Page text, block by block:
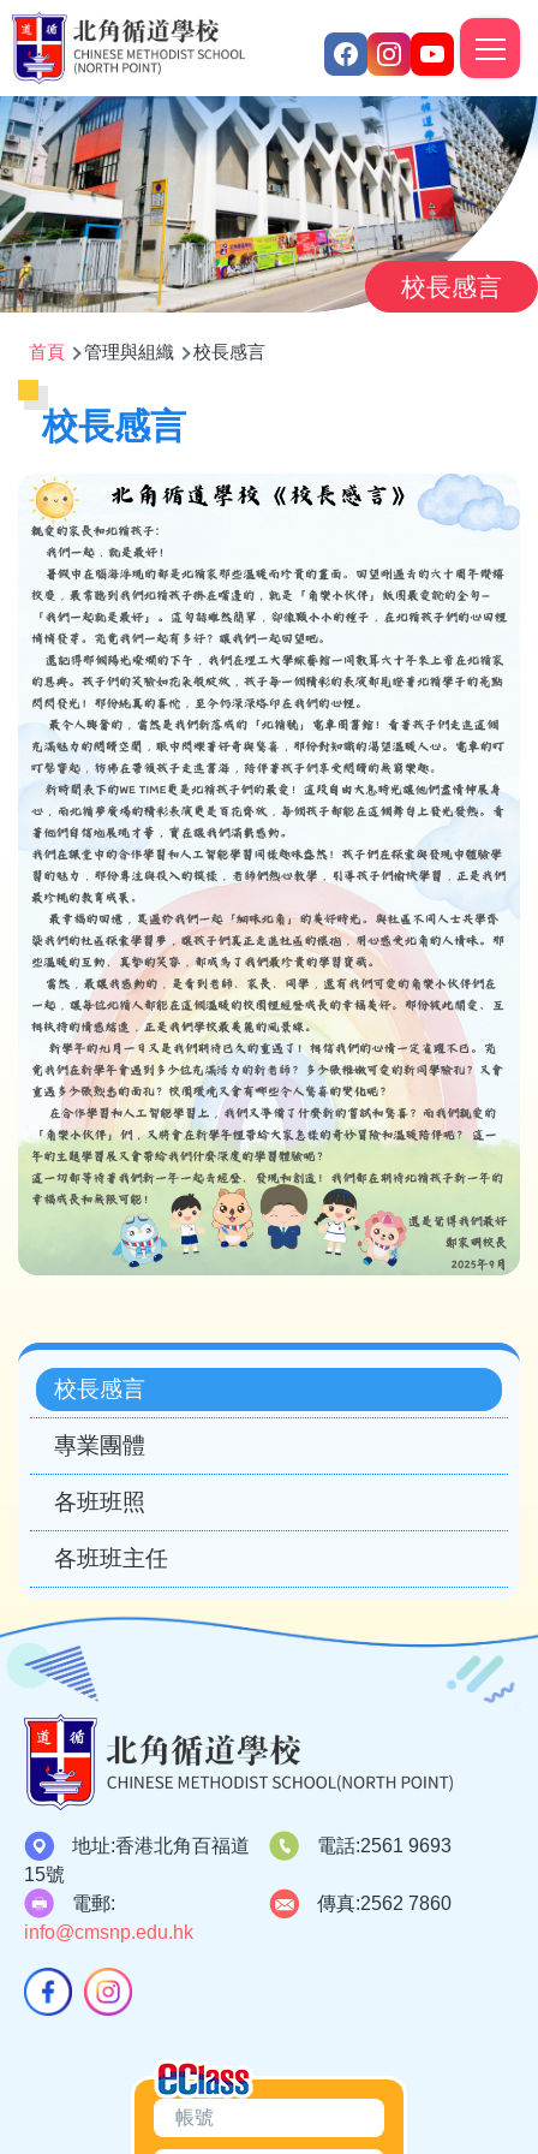
移至主內容
校長感言
導
航
連
結
首頁 管理與組織 校長感言
校長感言
Main
navigation
校長感言
專業團體
各班班照
各班班主任
地址:香港北角百福道
15號
電話:2561 9693
電郵:
info@cmsnp.edu.hk
傳真:2562 7860